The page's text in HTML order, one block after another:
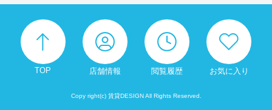
TOP 店舗情報 閲覧履歴 お気に入り
Copy right(c) 賃貸DESIGN All Rights Reserved.